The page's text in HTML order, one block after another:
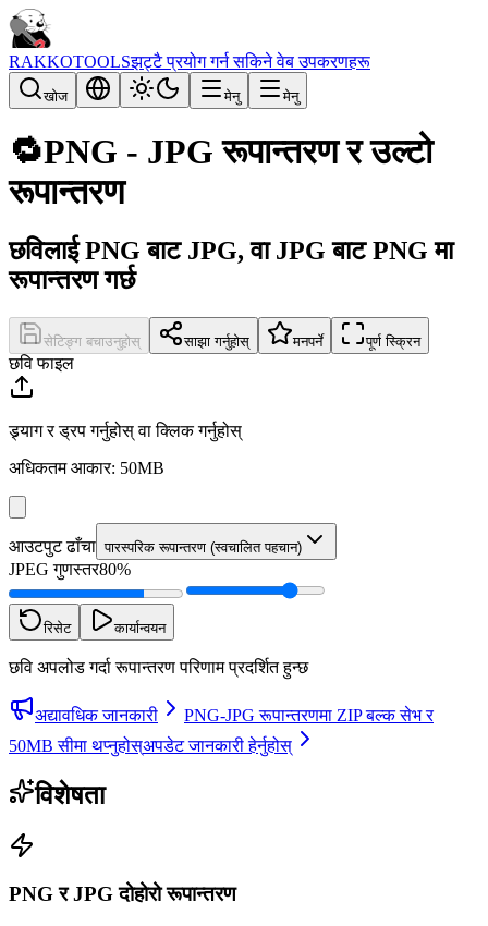
RAKKOTOOLSझट्टै प्रयोग गर्न सकिने वेब उपकरणहरू
खोज मेनु मेनु
🔁PNG - JPG रूपान्तरण र उल्टो
रूपान्तरण
छविलाई PNG बाट JPG, वा JPG बाट PNG मा
रूपान्तरण गर्छ
सेटिङ्ग बचाउनुहोस् साझा गर्नुहोस् मनपर्ने पूर्ण स्क्रिन
छवि फाइल
ड्र्याग र ड्रप गर्नुहोस् वा क्लिक गर्नुहोस्
अधिकतम आकार: 50MB
आउटपुट ढाँचा पारस्परिक रूपान्तरण (स्वचालित पहचान)
JPEG गुणस्तर80%
रिसेट कार्यान्वयन
छवि अपलोड गर्दा रूपान्तरण परिणाम प्रदर्शित हुन्छ
अद्यावधिक जानकारी
PNG-JPG रूपान्तरणमा ZIP बल्क सेभ र
50MB सीमा थप्नुहोस्अपडेट जानकारी हेर्नुहोस्
विशेषता
PNG र JPG दोहोरो रूपान्तरण